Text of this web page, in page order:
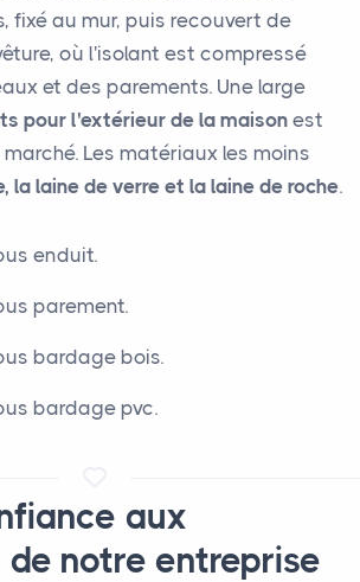
fixé au mur, puis recouvert de
où l'isolant est compressé
et des parements. Une large
pour l'extérieur de la maison est
Les matériaux les moins
la laine de verre et la laine de roche.
enduit.
parement.
bardage bois.
bardage pvc.
aux
notre entreprise